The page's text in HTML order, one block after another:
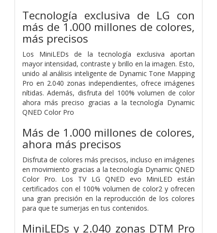
Tecnología exclusiva de LG con
más de 1.000 millones de colores,
más precisos
Los MiniLEDs de la tecnología exclusiva aportan
mayor intensidad, contraste y brillo en la imagen. Esto,
unido al análisis inteligente de Dynamic Tone Mapping
Pro en 2.040 zonas independientes, ofrece imágenes
nítidas. Además, disfruta del 100% volumen de color
ahora más preciso gracias a la tecnología Dynamic
QNED Color Pro
Más de 1.000 millones de colores,
ahora más precisos
Disfruta de colores más precisos, incluso en imágenes
en movimiento gracias a la tecnología Dynamic QNED
Color Pro. Los TV LG QNED evo MiniLED están
certificados con el 100% volumen de color2 y ofrecen
una gran precisión en la reproducción de los colores
para que te sumerjas en tus contenidos.
MiniLEDs y 2.040 zonas DTM Pro